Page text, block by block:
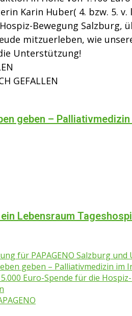
Karin Huber( 4. bzw. 5. v.
Bewegung Salzburg,
mitzuerleben, wie
Unterstützung!
GEFALLEN
geben –
Lebensraum
für PAPAGENO Salzburg und
geben – Palliativmedizin im
Euro-Spende für die